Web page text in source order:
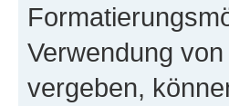
Verwendung
vergeben,